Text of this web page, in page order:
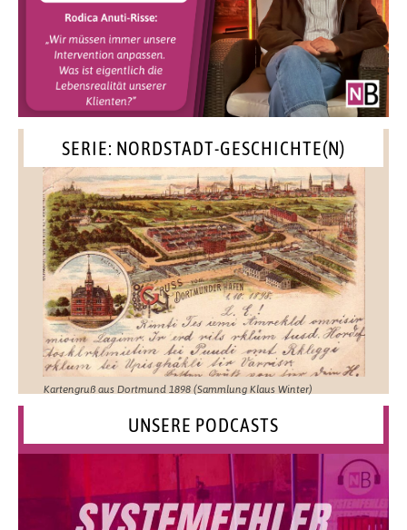
SERIE: NORDSTADT-GESCHICHTE(N)
Kartengruß aus Dortmund 1898 (Sammlung Klaus Winter)
UNSERE PODCASTS